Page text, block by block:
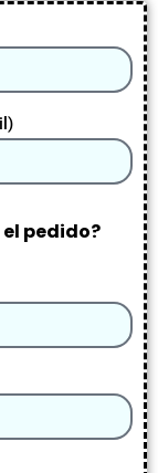
pedido?